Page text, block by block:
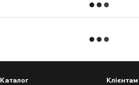
Каталог Клієнтам